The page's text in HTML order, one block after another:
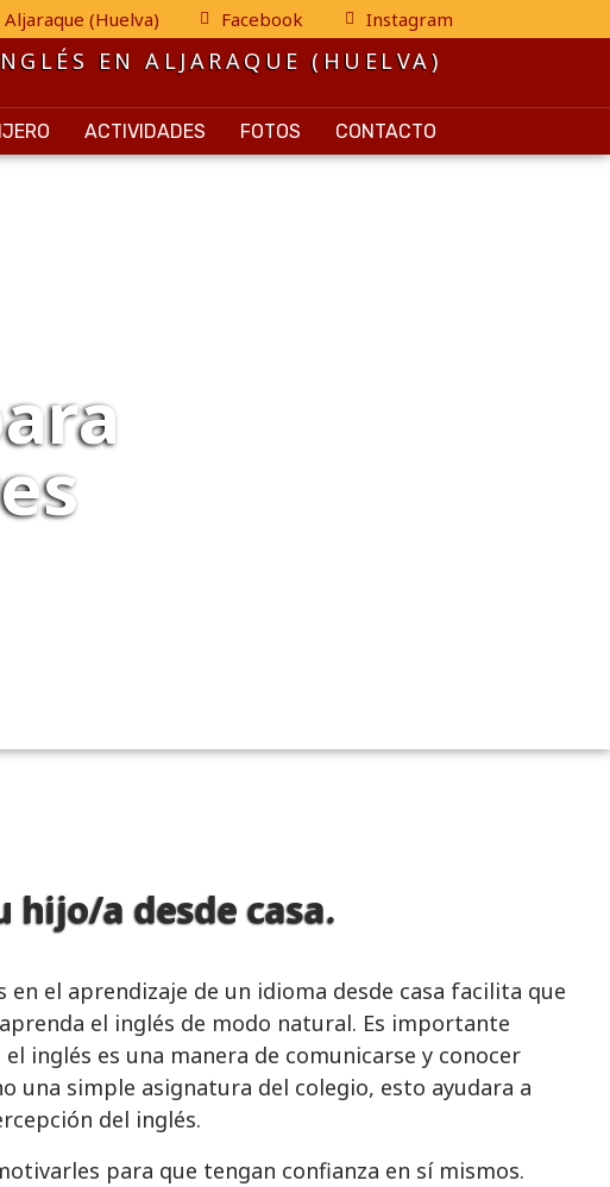
(Huelva) Facebook Instagram
EN ALJARAQUE (HUELVA)
ACTIVIDADES FOTOS CONTACTO
hijo/a desde casa.
en el aprendizaje de un idioma desde casa facilita que
el inglés de modo natural. Es importante
inglés es una manera de comunicarse y conocer
una simple asignatura del colegio, esto ayudara a
del inglés.
para que tengan confianza en sí mismos.